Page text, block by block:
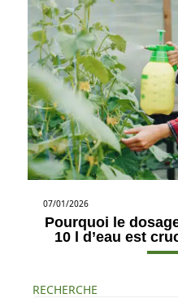
07/01/2026
Pourquoi le
10 l d’eau est
RECHERCHE